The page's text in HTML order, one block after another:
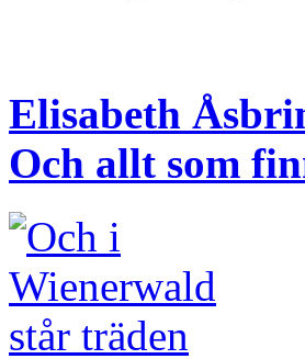
Elisabeth
Och allt som